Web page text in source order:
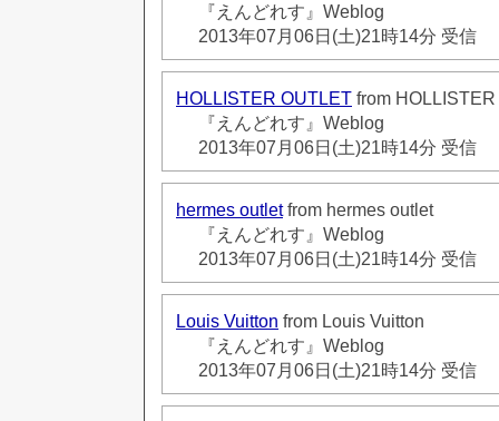
『えんどれす』Weblog
2013年07月06日(土)21時14分 受信
HOLLISTER OUTLET from
『えんどれす』Weblog
2013年07月06日(土)21時14分 受信
hermes outletfrom hermes outlet
『えんどれす』Weblog
2013年07月06日(土)21時14分 受信
Louis Vuitton from Louis Vuitton
『えんどれす』Weblog
2013年07月06日(土)21時14分 受信